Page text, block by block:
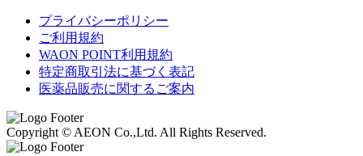
プライバシーポリシー
ご利用規約
WAON POINT利用規約
特定商取引法に基づく表記
医薬品販売に関するご案内
Copyright © AEON Co.,Ltd. All Rights Reserved.